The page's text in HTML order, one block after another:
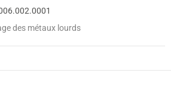
des métaux lourds